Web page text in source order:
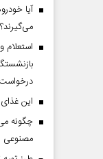
آیا
درخواست
این غذای لاکچری
چگونه
مصنوعی